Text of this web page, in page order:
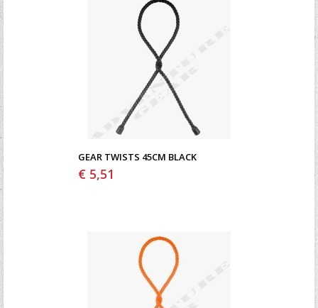
GEAR TWISTS 45CM BLACK
€ 5,51